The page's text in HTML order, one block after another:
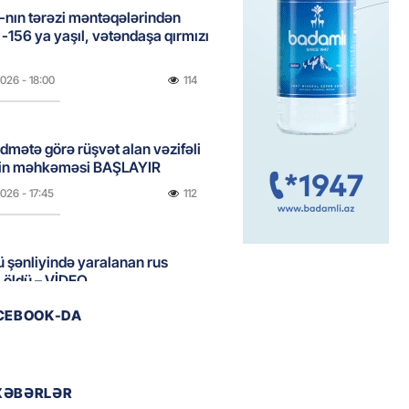
nın tərəzi məntəqələrindən
ya yaşıl, vətəndaşa qırmızı
- 18:00 114
görə rüşvət alan vəzifəli
məhkəməsi BAŞLAYIR
- 17:45 112
şənliyində yaralanan rus
– VİDEO
546 min manatı 20
DA